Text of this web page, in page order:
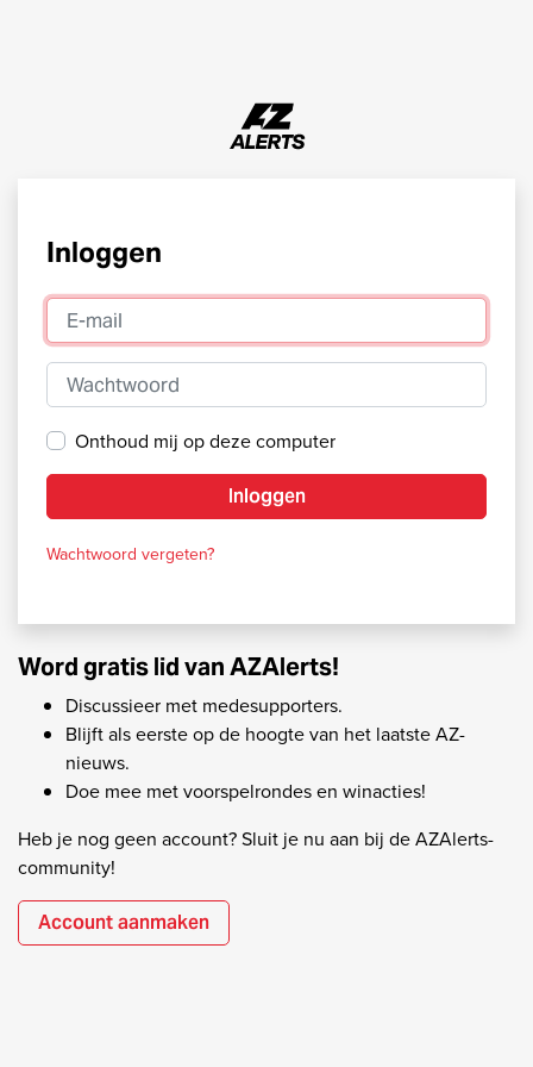
Inloggen
E-mail
Wachtwoord
Onthoud mij op deze computer
Inloggen
Wachtwoord vergeten?
Word gratis lid van AZAlerts!
Discussieer met medesupporters.
Blijft als eerste op de hoogte van het laatste AZ-
nieuws.
Doe mee met voorspelrondes en winacties!
Heb je nog geen account? Sluit je nu aan bij de AZAlerts-
community!
Account aanmaken